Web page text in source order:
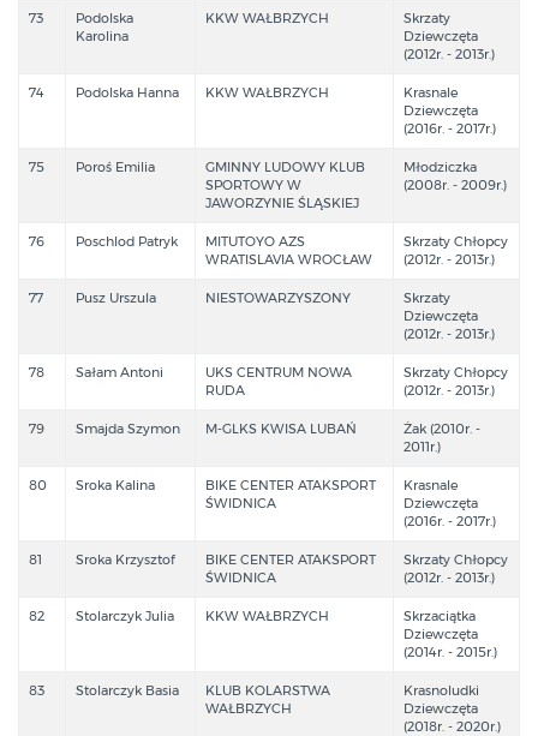
73
Podolska
Karolina
KKW WAŁBRZYCH
Skrzaty
Dziewczęta
(2012r. - 2013r.)
74 Podolska Hanna KKW WAŁBRZYCH
Krasnale
Dziewczęta
(2016r. - 2017r.)
75 Poroś Emilia
GMINNY LUDOWY KLUB
SPORTOWY W
JAWORZYNIE ŚLĄSKIEJ
Młodziczka
(2008r. - 2009r.)
76 Poschlod Patryk
MITUTOYO AZS
WRATISLAVIA WROCŁAW
Skrzaty Chłopcy
(2012r. - 2013r.)
77 Pusz Urszula NIESTOWARZYSZONY
Skrzaty
Dziewczęta
(2012r. - 2013r.)
78 Sałam Antoni
UKS CENTRUM NOWA
RUDA
Skrzaty Chłopcy
(2012r. - 2013r.)
79 Smajda Szymon M-GLKS KWISA LUBAŃ
Żak (2010r. -
2011r.)
80 Sroka Kalina
BIKE CENTER ATAKSPORT
ŚWIDNICA
Krasnale
Dziewczęta
(2016r. - 2017r.)
81 Sroka Krzysztof
BIKE CENTER ATAKSPORT
ŚWIDNICA
Skrzaty Chłopcy
(2012r. - 2013r.)
82 Stolarczyk Julia KKW WAŁBRZYCH
Skrzaciątka
Dziewczęta
(2014r. - 2015r.)
83 Stolarczyk Basia
KLUB KOLARSTWA
WAŁBRZYCH
Krasnoludki
Dziewczęta
(2018r. - 2020r.)